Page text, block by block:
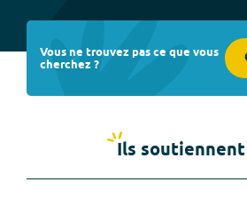
Vous ne trouvez pas ce que vous
cherchez ?
Ils